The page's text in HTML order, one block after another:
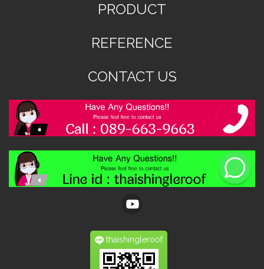
PRODUCT
REFERENCE
CONTACT US
thaishingleroof